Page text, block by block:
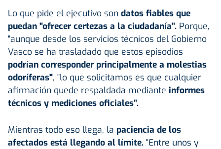
Lo que pide el ejecutivo son datos fiables que
puedan "ofrecer certezas a la ciudadanía". Porque,
"aunque desde los servicios técnicos del Gobierno
Vasco se ha trasladado que estos episodios
podrían corresponder principalmente a molestias
odoríferas", "lo que solicitamos es que cualquier
afirmación quede respaldada mediante informes
técnicos y mediciones oficiales".
Mientras todo eso llega, la paciencia de los
afectados está llegando al límite. "Entre unos y